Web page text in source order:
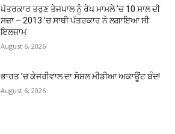
ਪੱਤਰਕਾਰ ਤਰੁਣ ਤੇਜਪਾਲ ਨੂੰ ਰੇਪ ਮਾਮਲੇ ’ਚ 10 ਸਾਲ ਦੀ
ਸਜ਼ਾ – 2013 ’ਚ ਸਾਥੀ ਪੱਤਰਕਾਰ ਨੇ ਲਗਾਇਆ ਸੀ
ਇਲਜ਼ਾਮ
August 6, 2026
ਭਾਰਤ ’ਚ ਕੇਜਰੀਵਾਲ ਦਾ ਸੋਸ਼ਲ ਮੀਡੀਆ ਅਕਾਊਂਟ ਬੰਦ!
August 6, 2026